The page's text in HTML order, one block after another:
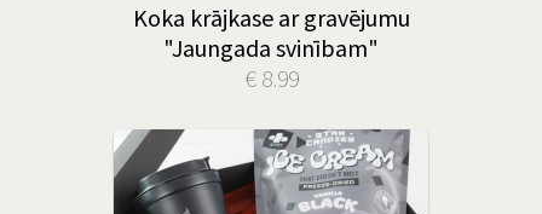
Koka krājkase ar gravējumu
"Jaungada svinībam"
€ 8.99